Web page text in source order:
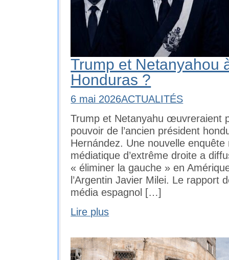
Trump et Netanyahou
Honduras ?
6 mai 2026ACTUALITÉS
Trump et Netanyahu œuvreraient
pouvoir de l’ancien président
Hernández. Une nouvelle enquête
médiatique d’extrême droite a
« éliminer la gauche » en
l’Argentin Javier Milei. Le rapport
média espagnol […]
Lire plus